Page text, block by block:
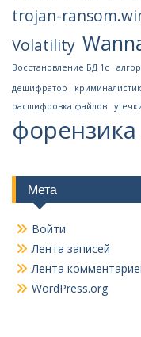
trojan-
Volatility
Восстановление БД 1с
дешифратор
расшифровка файлов
форензика
Мета
Войти
Лента записей
Лента
WordPress.org